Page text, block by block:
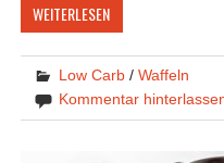
WEITERLESEN
Low Carb /Waffeln
Kommentar